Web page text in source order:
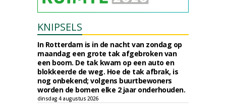
KNIPSELS
In Rotterdam is in de nacht van zondag op
maandag een grote tak afgebroken van
een boom. De tak kwam op een auto en
blokkeerde de weg. Hoe de tak afbrak, is
nog onbekend; volgens buurtbewoners
worden de bomen elke 2 jaar onderhouden.
dinsdag 4 augustus 2026